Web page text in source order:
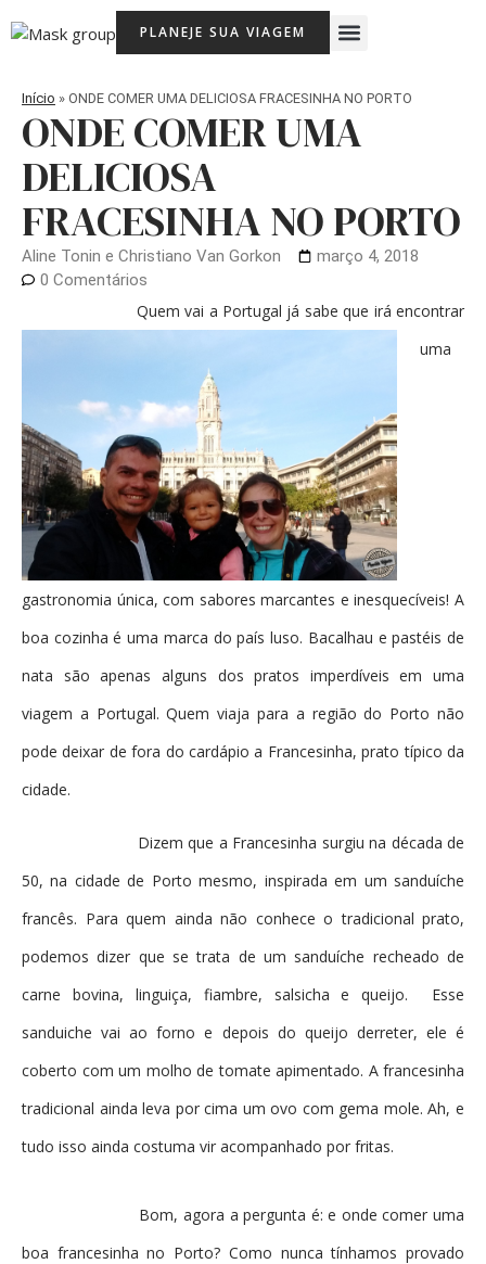
para
PLANEJE SUA VIAGEM Menu
Início » ONDE COMER UMA DELICIOSA FRACESINHA NO PORTO
ONDE COMER UMA
DELICIOSA
FRACESINHA NO PORTO
Aline Tonin e Christiano Van Gorkon
março 4, 2018
0 Comentários
Quem vai a Portugal já sabe que irá encontrar
uma
gastronomia única, com sabores marcantes e inesquecíveis! A
boa cozinha é uma marca do país luso. Bacalhau e pastéis de
nata são apenas alguns dos pratos imperdíveis em uma
viagem a Portugal. Quem viaja para a região do Porto não
pode deixar de fora do cardápio a Francesinha, prato típico da
cidade.
Dizem que a Francesinha surgiu na década de
50, na cidade de Porto mesmo, inspirada em um sanduíche
francês. Para quem ainda não conhece o tradicional prato,
podemos dizer que se trata de um sanduíche recheado de
carne bovina, linguiça, fiambre, salsicha e queijo. Esse
sanduiche vai ao forno e depois do queijo derreter, ele é
coberto com um molho de tomate apimentado. A francesinha
tradicional ainda leva por cima um ovo com gema mole. Ah, e
tudo isso ainda costuma vir acompanhado por fritas.
Bom, agora a pergunta é: e onde comer uma
boa francesinha no Porto? Como nunca tínhamos provado